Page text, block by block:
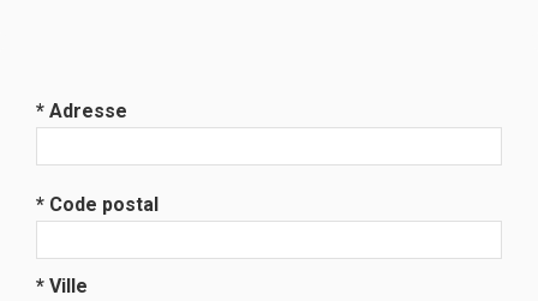
* Adresse
* Code postal
* Ville